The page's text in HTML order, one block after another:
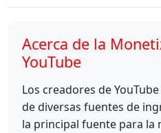
Acerca de la
YouTube
Los creadores de
de diversas fuentes de
la principal fuente para la